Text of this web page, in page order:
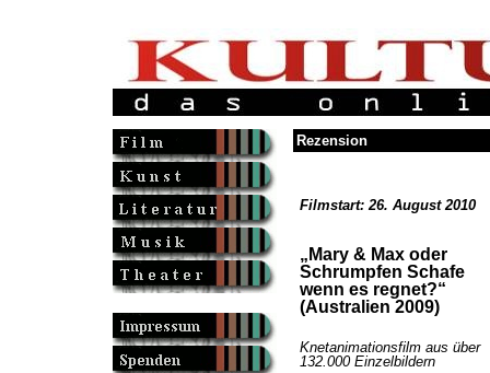
Rezension
Filmstart: 26. August 2010
„Mary & Max oder
Schrumpfen Schafe
wenn es regnet?“
(Australien 2009)
Knetanimationsfilm aus über
132.000 Einzelbildern